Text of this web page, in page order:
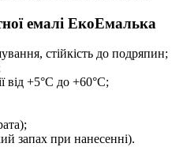
емалі ЕкоЕмалька
стійкість до подряпин;
від +5°С до +60°С;
запах при нанесенні).